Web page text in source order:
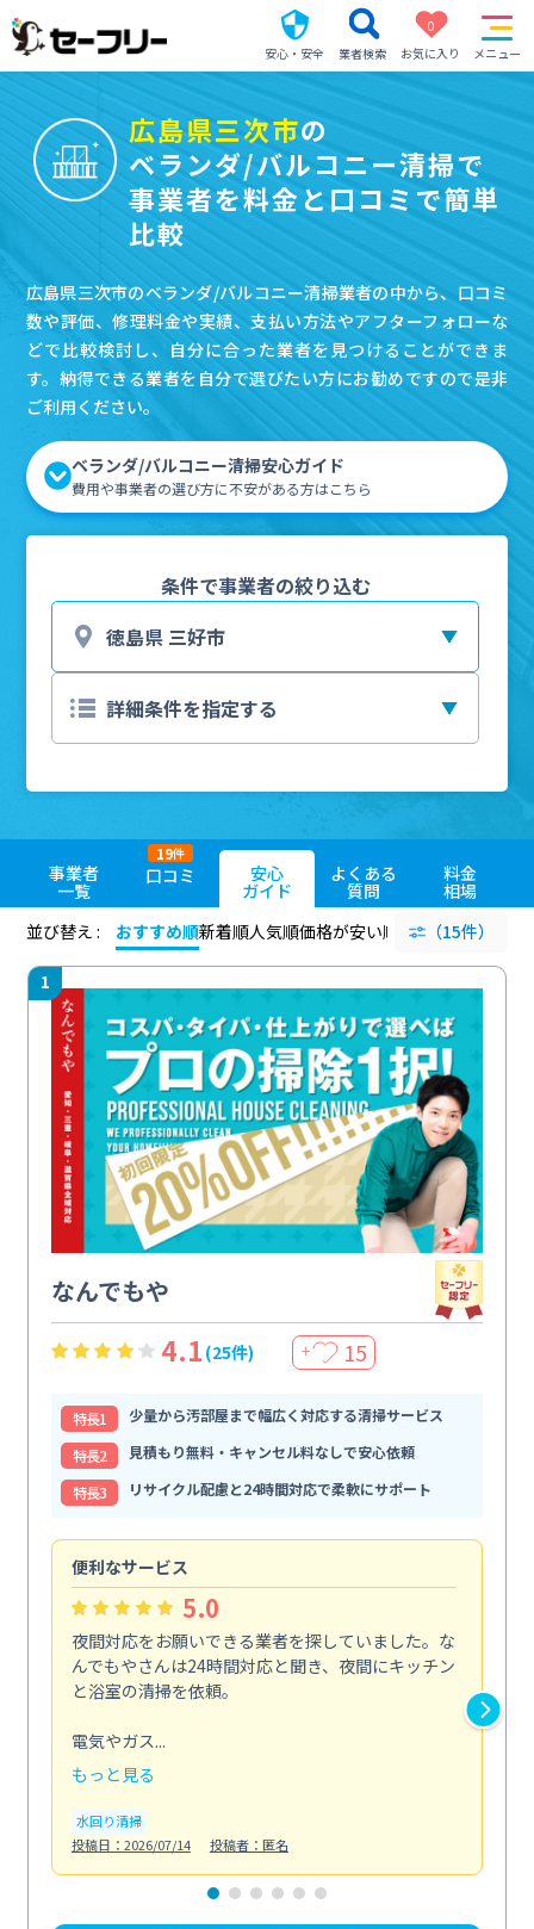
安心・安全 業者検索
0
お気に入り
メニュー
広島県三次市の
ベランダ/バルコニー清掃で
事業者を料金と口コミで簡単
比較
広島県三次市のベランダ/バルコニー清掃業者の中から、口コミ
数や評価、修理料金や実績、支払い方法やアフターフォローな
どで比較検討し、自分に合った業者を見つけることができま
す。納得できる業者を自分で選びたい方にお勧めですので是非
ご利用ください。
ベランダ/バルコニー清掃安心ガイド
費用や事業者の選び方に不安がある方はこちら
条件で事業者の絞り込む
事業者
一覧
口コミ
19件
安心
ガイド
よくある
質問
料金
相場
並び替え :
おすすめ順新着順人気順価格が安い順 評価が高い順
（15件）
1
なんでもや
4.1 (25件) ＋ 15
特⻑1
少量から汚部屋まで幅広く対応する清掃サービス
特⻑2
見積もり無料・キャンセル料なしで安心依頼
特⻑3
リサイクル配慮と24時間対応で柔軟にサポート
便利なサービス
5.0
夜間対応をお願いできる業者を探していました。な
んでもやさんは24時間対応と聞き、夜間にキッチン
と浴室の清掃を依頼。
電気やガス...
もっと見る
水回り清掃
投稿日：2026/07/14
投稿者：匿名